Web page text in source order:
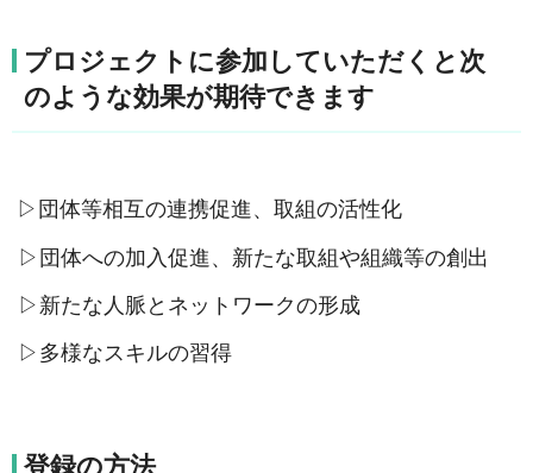
プロジェクトに参加していただくと次
のような効果が期待できます
▷団体等相互の連携促進、取組の活性化
▷団体への加入促進、新たな取組や組織等の創出
▷新たな人脈とネットワークの形成
▷多様なスキルの習得
登録の方法